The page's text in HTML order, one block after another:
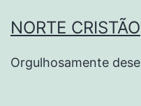
NORTE CRISTÃO
Orgulhosamente